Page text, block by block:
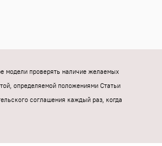
модели проверять наличие желаемых
определяемой положениями Статьи
соглашения каждый раз, когда